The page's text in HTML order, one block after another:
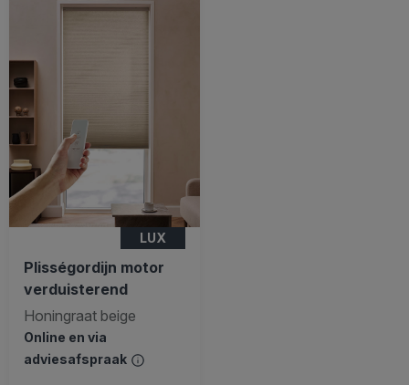
LUX
Plisségordijn motor
verduisterend
Honingraat beige
Online en via
adviesafspraak